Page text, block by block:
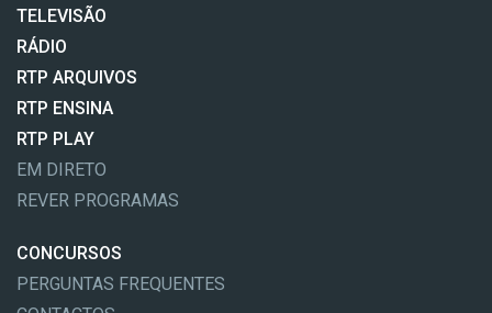
TELEVISÃO
RÁDIO
RTP ARQUIVOS
RTP ENSINA
RTP PLAY
EM DIRETO
REVER PROGRAMAS
CONCURSOS
PERGUNTAS FREQUENTES